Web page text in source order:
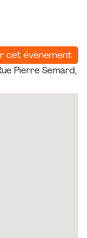
cet évènement
Pierre Semard,